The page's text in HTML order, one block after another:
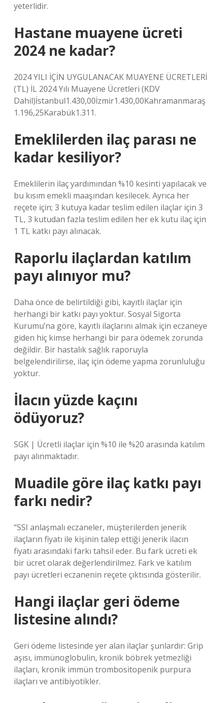
yeterlidir.
Hastane muayene ücreti
2024 ne kadar?
2024 YILI İÇİN UYGULANACAK MUAYENE ÜCRETLERİ
(TL) İL 2024 Yılı Muayene Ücretleri (KDV
Dahil)İstanbul1.430,00İzmir1.430,00Kahramanmaraş
1.196,25Karabük1.311.
Emeklilerden ilaç parası ne
kadar kesiliyor?
Emeklilerin ilaç yardımından %10 kesinti yapılacak ve
bu kısım emekli maaşından kesilecek. Ayrıca her
reçete için; 3 kutuya kadar teslim edilen ilaçlar için 3
TL, 3 kutudan fazla teslim edilen her ek kutu ilaç için
1 TL katkı payı alınacak.
Raporlu ilaçlardan katılım
payı alınıyor mu?
Daha önce de belirtildiği gibi, kayıtlı ilaçlar için
herhangi bir katkı payı yoktur. Sosyal Sigorta
Kurumu’na göre, kayıtlı ilaçlarını almak için eczaneye
giden hiç kimse herhangi bir para ödemek zorunda
değildir. Bir hastalık sağlık raporuyla
belgelendirilirse, ilaç için ödeme yapma zorunluluğu
yoktur.
İlacın yüzde kaçını
ödüyoruz?
SGK | Ücretli ilaçlar için %10 ile %20 arasında katılım
payı alınmaktadır.
Muadile göre ilaç katkı payı
farkı nedir?
“SSI anlaşmalı eczaneler, müşterilerden jenerik
ilaçların fiyatı ile kişinin talep ettiği jenerik ilacın
fiyatı arasındaki farkı tahsil eder. Bu fark ücreti ek
bir ücret olarak değerlendirilmez. Fark ve katılım
payı ücretleri eczanenin reçete çıktısında gösterilir.
Hangi ilaçlar geri ödeme
listesine alındı?
Geri ödeme listesinde yer alan ilaçlar şunlardır: Grip
aşısı, immünoglobulin, kronik böbrek yetmezliği
ilaçları, kronik immün trombositopenik purpura
ilaçları ve antibiyotikler.